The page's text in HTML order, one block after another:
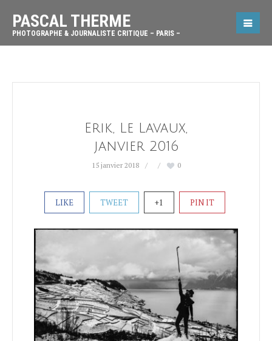
PASCAL THERME
PHOTOGRAPHE & JOURNALISTE CRITIQUE – PARIS –
Erik, Le Lavaux,
janvier 2016
15 janvier 2018 0
LIKE TWEET +1 PIN IT